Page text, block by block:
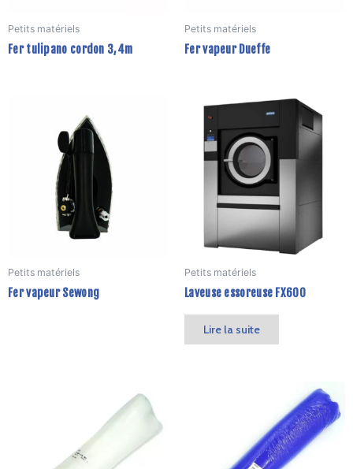
Petits matériels
Fer tulipano cordon 3,4m
Petits matériels
Fer vapeur Dueffe
Petits matériels
Fer vapeur Sewong
Petits matériels
Laveuse essoreuse FX600
Lire la suite